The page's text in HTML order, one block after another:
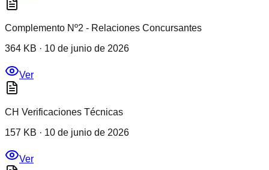
Complemento Nº2 - Relaciones Concursantes
364 KB · 10 de junio de 2026
Ver
CH Verificaciones Técnicas
157 KB · 10 de junio de 2026
Ver